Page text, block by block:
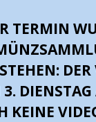
TERMIN
KEINE